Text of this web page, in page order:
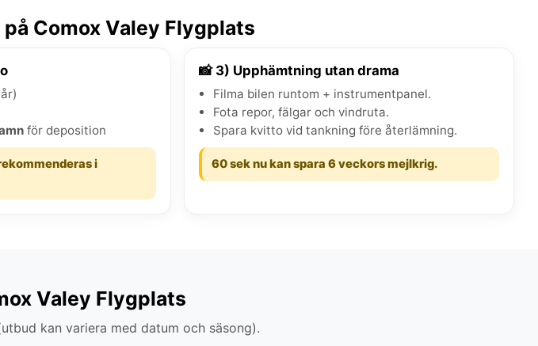
Comox Valey Flygplats
för deposition
i
📸 3) Upphämtning utan drama
Filma bilen runtom + instrumentpanel.
Fota repor, fälgar och vindruta.
Spara kvitto vid tankning före återlämning.
60 sek nu kan spara 6 veckors mejlkrig.
Valey Flygplats
kan variera med datum och säsong).